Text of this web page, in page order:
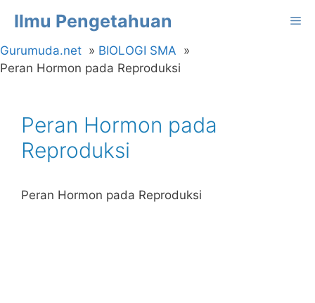
isi
Ilmu Pengetahuan
Gurumuda.net
BIOLOGI SMA
Peran Hormon pada Reproduksi
Peran Hormon pada
Reproduksi
Peran Hormon pada Reproduksi